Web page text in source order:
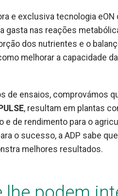
e exclusiva tecnologia
gasta nas reações
dos nutrientes e o
melhorar a capacidade
de ensaios, comprovámos
, resultam em plantas
de rendimento para o
o sucesso, a ADP sabe
melhores resultados.